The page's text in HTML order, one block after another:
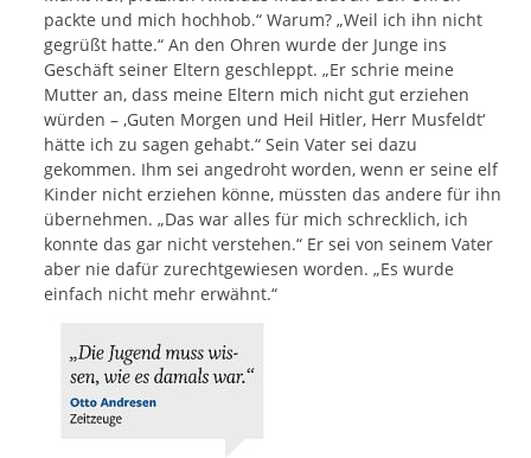
packte und mich hochhob.“ Warum? „Weil ich ihn nicht
gegrüßt hatte.“ An den Ohren wurde der Junge ins
Geschäft seiner Eltern geschleppt. „Er schrie meine
Mutter an, dass meine Eltern mich nicht gut erziehen
würden – ,Guten Morgen und Heil Hitler, Herr Musfeldt‘
hätte ich zu sagen gehabt.“ Sein Vater sei dazu
gekommen. Ihm sei angedroht worden, wenn er seine elf
Kinder nicht erziehen könne, müssten das andere für ihn
übernehmen. „Das war alles für mich schrecklich, ich
konnte das gar nicht verstehen.“ Er sei von seinem Vater
aber nie dafür zurechtgewiesen worden. „Es wurde
einfach nicht mehr erwähnt.“